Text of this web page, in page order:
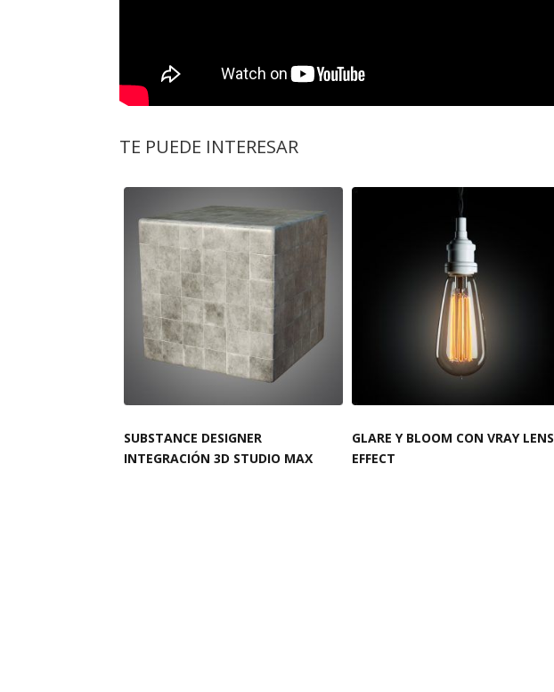
TE PUEDE INTERESAR
SUBSTANCE DESIGNER
INTEGRACIÓN 3D STUDIO MAX
GLARE Y BLOOM CON VRAY LENS
EFFECT